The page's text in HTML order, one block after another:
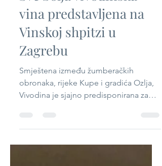
Sve bolja vivodinska
vina predstavljena na
Vinskoj shpitzi u
Zagrebu
Smještena između žumberačkih
vinarstvo. O tradiciji dobre...